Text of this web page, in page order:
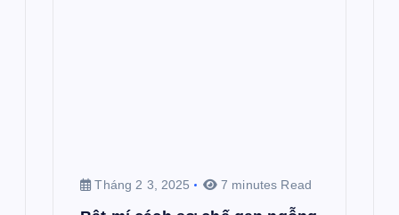
Tháng 2 3, 2025 7 minutes Read